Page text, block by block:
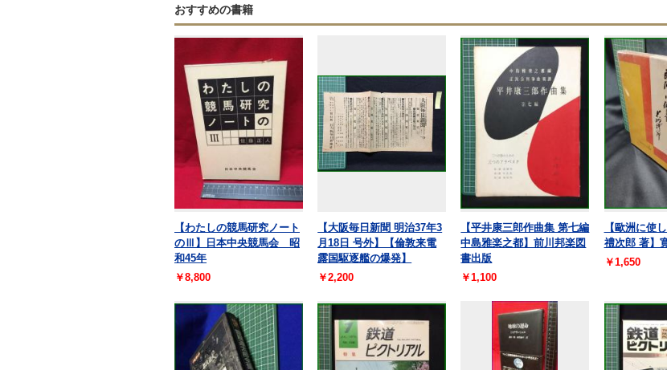
おすすめの書籍
【わたしの競馬研究ノート
のⅢ】日本中央競馬会 昭
和45年
￥8,800
【大阪毎日新聞 明治37年3
月18日 号外】【倫敦来電
露国駆逐艦の爆発】
￥2,200
【平井康三郎作曲集 第七編
中島雅楽之都】前川邦楽図
書出版
￥1,100
【歐洲に使
禮次郎 著】
￥1,650